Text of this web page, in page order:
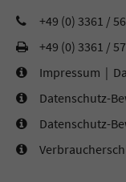
+49 (0) 3361 /
+49 (0) 3361 /
Impressum |
Datenschutz-
Datenschutz-